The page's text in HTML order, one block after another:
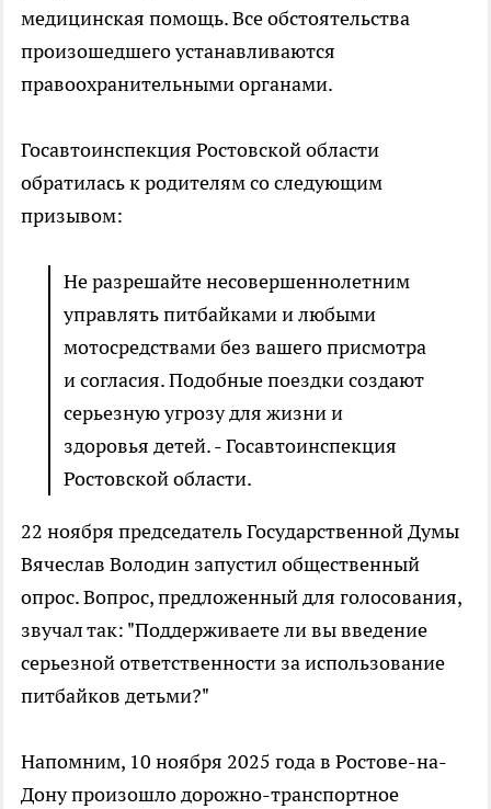
медицинская помощь. Все обстоятельства
произошедшего устанавливаются
правоохранительными органами.
Госавтоинспекция Ростовской области
обратилась к родителям со следующим
призывом:
Не разрешайте несовершеннолетним
управлять питбайками и любыми
мотосредствами без вашего присмотра
и согласия. Подобные поездки создают
серьезную угрозу для жизни и
здоровья детей. - Госавтоинспекция
Ростовской области.
22 ноября председатель Государственной Думы
Вячеслав Володин запустил общественный
опрос. Вопрос, предложенный для голосования,
звучал так: "Поддерживаете ли вы введение
серьезной ответственности за использование
питбайков детьми?"
Напомним, 10 ноября 2025 года в Ростове-на-
Дону произошло дорожно-транспортное